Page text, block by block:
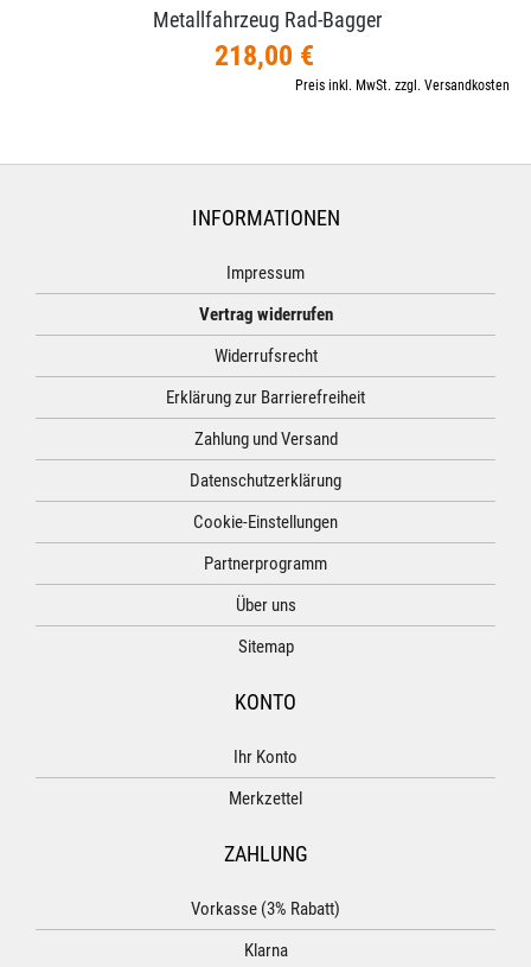
Metallfahrzeug Rad-​Bagger
218,00 €
Preis inkl. MwSt. zzgl. Versandkosten
INFORMATIONEN
Impressum
Vertrag widerrufen
Widerrufsrecht
Erklärung zur Barrierefreiheit
Zahlung und Versand
Datenschutzerklärung
Cookie-Einstellungen
Partnerprogramm
Über uns
Sitemap
KONTO
Ihr Konto
Merkzettel
ZAHLUNG
Vorkasse (3% Rabatt)
Klarna